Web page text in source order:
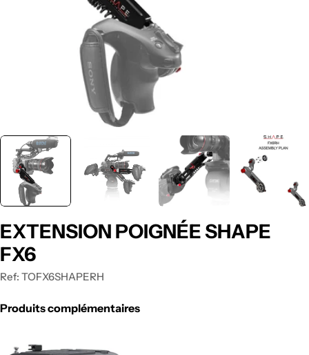
EXTENSION POIGNÉE SHAPE
FX6
Ref: TOFX6SHAPERH
Produits complémentaires